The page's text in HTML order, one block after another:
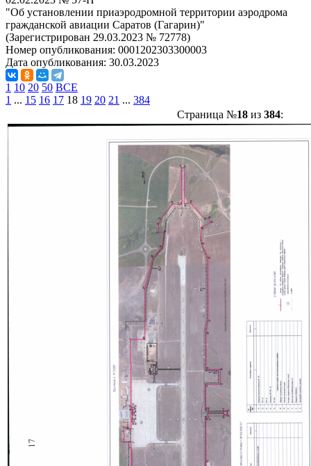
"Об установлении приаэродромной территории аэродрома
гражданской авиации Саратов (Гагарин)"
(Зарегистрирован 29.03.2023 № 72778)
Номер опубликования: 0001202303300003
Дата опубликования: 30.03.2023
1 10 20 50 ВСЕ
1 ... 15 16 17 18 19 20 21 ... 384
Страница №18из 384: